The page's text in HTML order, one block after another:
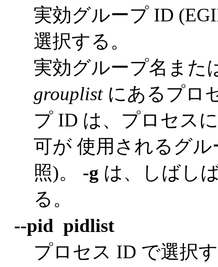
実効グループ ID
選択する。
実効グループ名また
grouplistにあるプロ
プ ID は、プロセス
可が 使用されるグ
照)。 -g は、しばし
る。
--pid pidlist
プロセス ID で選択